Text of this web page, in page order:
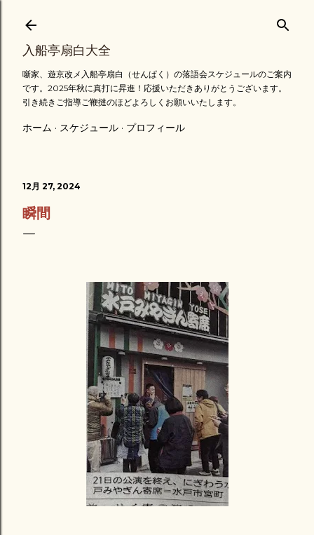
スキップしてメイン コンテンツに移動
入船亭扇白大全
噺家、遊京改メ入船亭扇白（せんぱく）の落語会スケジュールのご案内
です。2025年秋に真打に昇進！応援いただきありがとうございます。
引き続きご指導ご鞭撻のほどよろしくお願いいたします。
ホーム スケジュール プロフィール
12月 27, 2024
瞬間